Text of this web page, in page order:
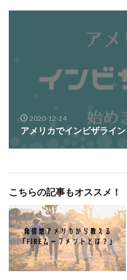
2020-12-24
アメリカでインビザライ
こちらの記事もオススメ！